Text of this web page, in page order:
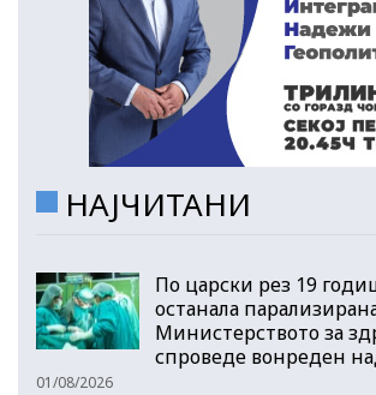
НАЈЧИТАНИ
По царски рез 19
останала
Министерството за
спроведе вонреден
01/08/2026